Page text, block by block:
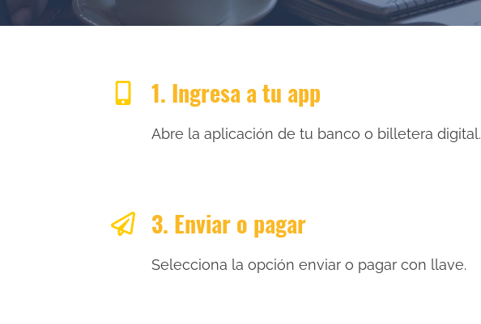
1. Ingresa a tu app
Abre la aplicación de tu banco o billetera digital.
3. Enviar o pagar
Selecciona la opción enviar o pagar con llave.